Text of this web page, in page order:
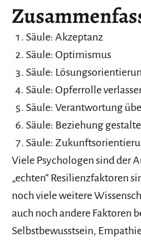
Säule: Akzeptanz
Säule: Optimismus
Säule:
Säule: Opferrolle
Säule: Verantwortung
Säule: Beziehung
Säule:
Viele Psychologen sind der
„echten“ Resilienzfaktoren
noch viele weitere
auch noch andere Faktoren
Selbstbewusstsein,